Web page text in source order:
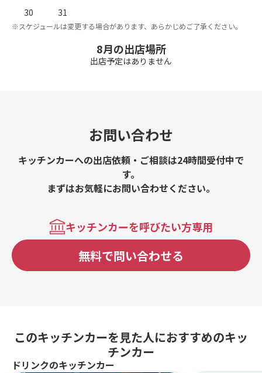
30
31
※スケジュールは変更する場合があります、あらかじめご了承ください。
8月の出店場所
出店予定はありません
お問い合わせ
キッチンカーへの出店依頼・ご相談は24時間受付中で
す。
まずはお気軽にお問い合わせください。
キッチンカーを呼びたい方専用
無料で問い合わせる
このキッチンカーを見た人におすすめのキッ
チンカー
ドリンクのキッチンカー